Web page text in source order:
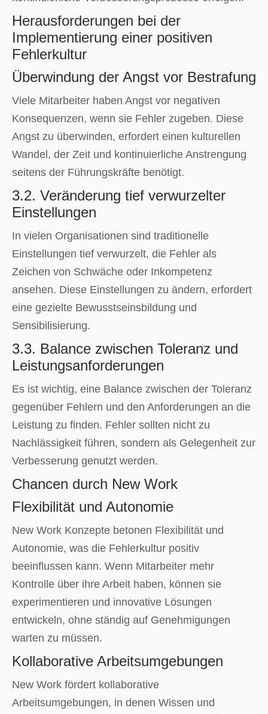
Herausforderungen bei der
Implementierung einer positiven
Fehlerkultur
Überwindung der Angst vor Bestrafung
Viele Mitarbeiter haben Angst vor negativen
Konsequenzen, wenn sie Fehler zugeben. Diese
Angst zu überwinden, erfordert einen kulturellen
Wandel, der Zeit und kontinuierliche Anstrengung
seitens der Führungskräfte benötigt.
3.2. Veränderung tief verwurzelter
Einstellungen
In vielen Organisationen sind traditionelle
Einstellungen tief verwurzelt, die Fehler als
Zeichen von Schwäche oder Inkompetenz
ansehen. Diese Einstellungen zu ändern, erfordert
eine gezielte Bewusstseinsbildung und
Sensibilisierung.
3.3. Balance zwischen Toleranz und
Leistungsanforderungen
Es ist wichtig, eine Balance zwischen der Toleranz
gegenüber Fehlern und den Anforderungen an die
Leistung zu finden. Fehler sollten nicht zu
Nachlässigkeit führen, sondern als Gelegenheit zur
Verbesserung genutzt werden.
Chancen durch New Work
Flexibilität und Autonomie
New Work Konzepte betonen Flexibilität und
Autonomie, was die Fehlerkultur positiv
beeinflussen kann. Wenn Mitarbeiter mehr
Kontrolle über ihre Arbeit haben, können sie
experimentieren und innovative Lösungen
entwickeln, ohne ständig auf Genehmigungen
warten zu müssen.
Kollaborative Arbeitsumgebungen
New Work fördert kollaborative
Arbeitsumgebungen, in denen Wissen und